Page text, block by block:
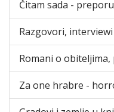
Čitam sada -
Razgovori,
Romani o
Za one hrabre -